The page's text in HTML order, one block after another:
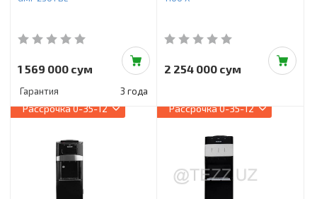
1 569 000 сум
Гарантия 3 года
2 254 000 сум
Рассрочка0-35-12 Рассрочка0-35-12